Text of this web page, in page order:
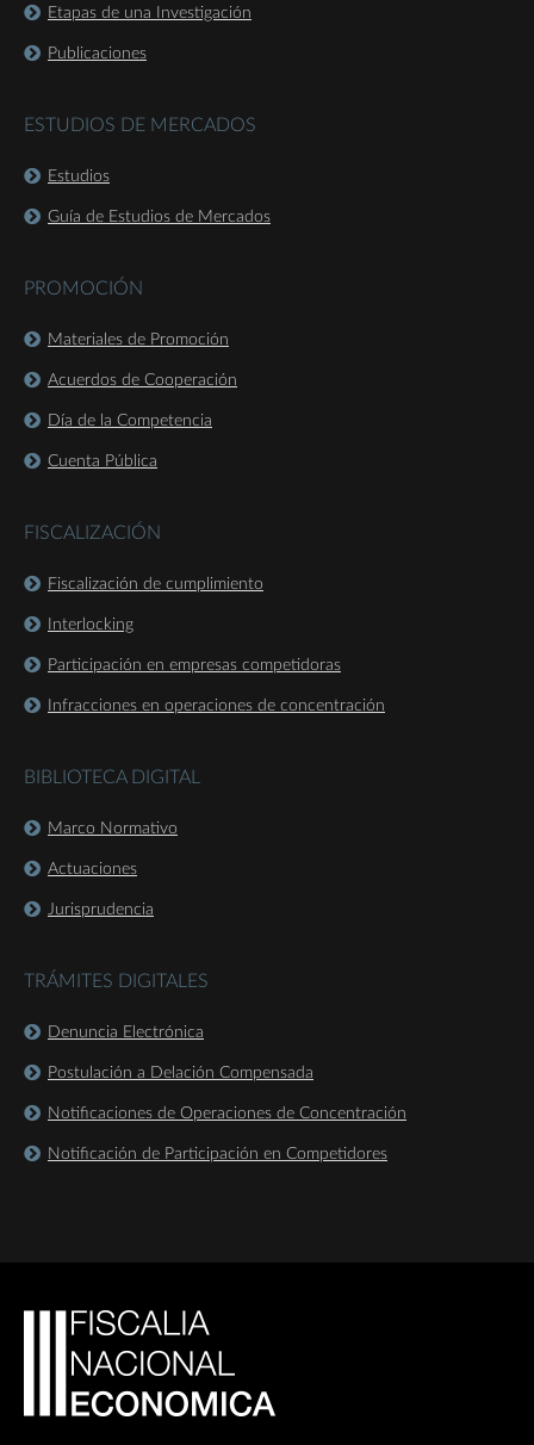
Etapas de una Investigación
Publicaciones
ESTUDIOS DE MERCADOS
Estudios
Guía de Estudios de Mercados
PROMOCIÓN
Materiales de Promoción
Acuerdos de Cooperación
Día de la Competencia
Cuenta Pública
FISCALIZACIÓN
Fiscalización de cumplimiento
Interlocking
Participación en empresas competidoras
Infracciones en operaciones de concentración
BIBLIOTECA DIGITAL
Marco Normativo
Actuaciones
Jurisprudencia
TRÁMITES DIGITALES
Denuncia Electrónica
Postulación a Delación Compensada
Notificaciones de Operaciones de Concentración
Notificación de Participación en Competidores